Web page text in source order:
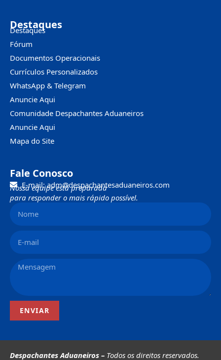
Destaques
Destaques
Fórum
Documentos Operacionais
Currículos Personalizados
WhatsApp & Telegram
Anuncie Aqui
Comunidade Despachantes Aduaneiros
Anuncie Aqui
Mapa do Site
Fale Conosco
E-mail: adm@despachantesaduaneiros.com
Nossa equipe está preparada
para responder o mais rápido possível.
ENVIAR
Despachantes Aduaneiros – Todos os direitos reservados.